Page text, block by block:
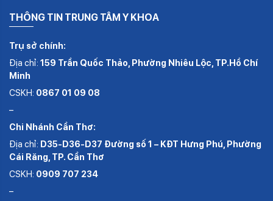
THÔNG TIN TRUNG TÂM Y KHOA
Trụ sở chính:
Địa chỉ: 159 Trần Quốc Thảo, Phường Nhiêu Lộc, TP.Hồ Chí
Minh
CSKH: 0867 01 09 08
–
Chi Nhánh Cần Thơ:
Địa chỉ: D35-D36-D37 Đường số 1 – KĐT Hưng Phú, Phường
Cái Răng, TP. Cần Thơ
CSKH: 0909 707 234
–